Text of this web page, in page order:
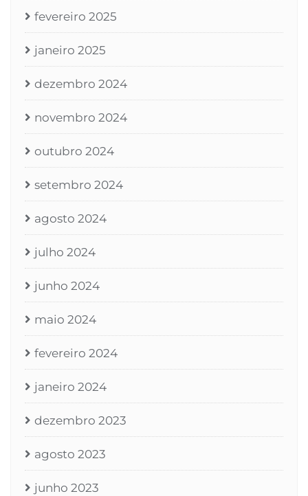
fevereiro 2025
janeiro 2025
dezembro 2024
novembro 2024
outubro 2024
setembro 2024
agosto 2024
julho 2024
junho 2024
maio 2024
fevereiro 2024
janeiro 2024
dezembro 2023
agosto 2023
junho 2023